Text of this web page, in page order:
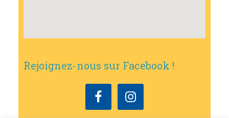
Rejoignez-nous sur Facebook !